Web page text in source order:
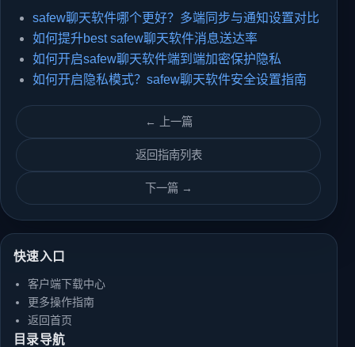
safew聊天软件哪个更好？多端同步与通知设置对比
如何提升best safew聊天软件消息送达率
如何开启safew聊天软件端到端加密保护隐私
如何开启隐私模式？safew聊天软件安全设置指南
← 上一篇
返回指南列表
下一篇 →
快速入口
客户端下载中心
更多操作指南
返回首页
目录导航